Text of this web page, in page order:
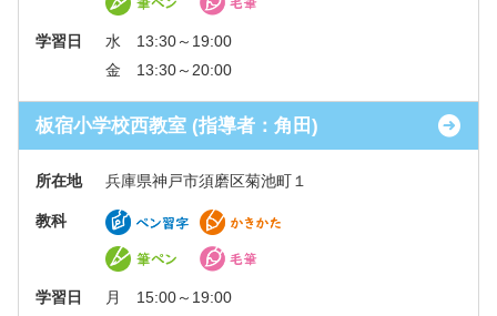
学習日
水 13:30～19:00
金 13:30～20:00
板宿小学校西教室 (指導者：角田)
所在地 兵庫県神戸市須磨区菊池町１
教科
学習日
月 15:00～19:00